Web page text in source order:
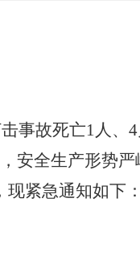
事故死亡1人
安全生产形势
紧急通知如下：